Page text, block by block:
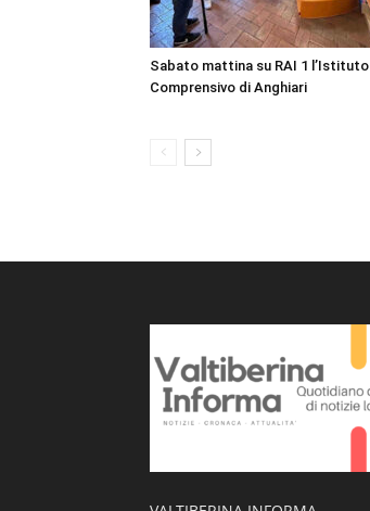
Sabato mattina su RAI 1 l’Istituto
Comprensivo di Anghiari